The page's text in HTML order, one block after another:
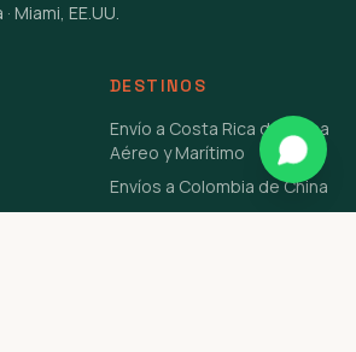
Miami, EE.UU.
DESTINOS
Envío a Costa Rica de China
Aéreo y Marítimo
Envíos a Colombia de China